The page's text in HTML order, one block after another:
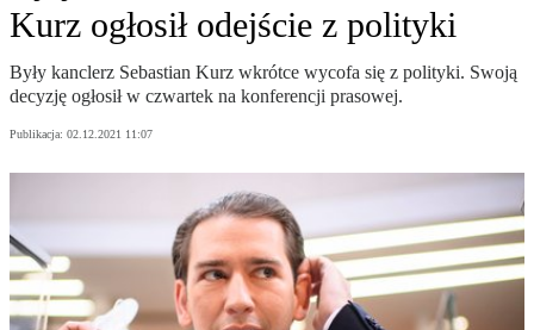
Kurz ogłosił odejście z polityki
Były kanclerz Sebastian Kurz wkrótce wycofa się z polityki. Swoją
decyzję ogłosił w czwartek na konferencji prasowej.
Publikacja: 02.12.2021 11:07